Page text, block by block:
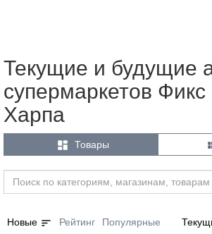
Текущие и будущие
супермаркетов
Харпа
 Товары
Новые sort Рейтинг Популярные